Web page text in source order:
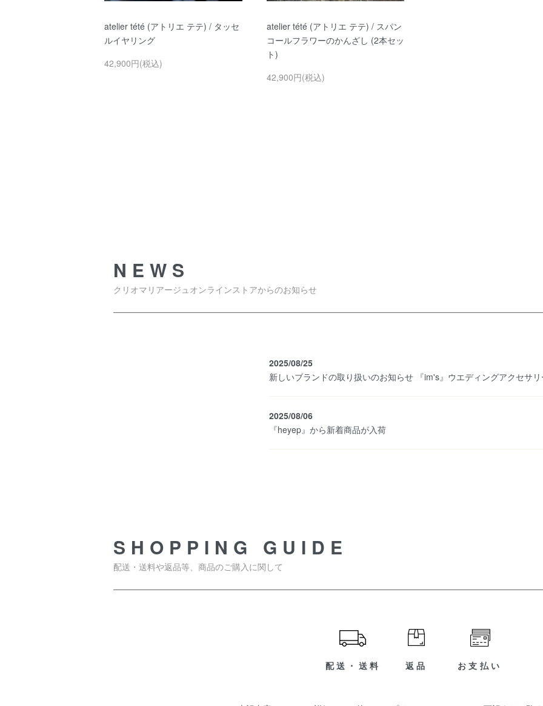
atelier tété (アトリエ テテ) / タッセ
ルイヤリング
42,900円(税込)
atelier tété (アトリエ テテ) / スパン
コールフラワーのかんざし (2本セッ
ト)
42,900円(税込)
NEWS
クリオマリアージュオンラインストアからのお知らせ
2025/08/25
新しいブランドの取り扱いのお知らせ 『im's』ウエディングアクセサ
2025/08/06
『heyep』から新着商品が入荷
SHOPPING GUIDE
配送・送料や返品等、商品のご購入に関して
配送・送料 返品 お支払い